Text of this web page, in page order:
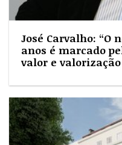
José Carvalho: “O
anos é marcado
valor e valorização